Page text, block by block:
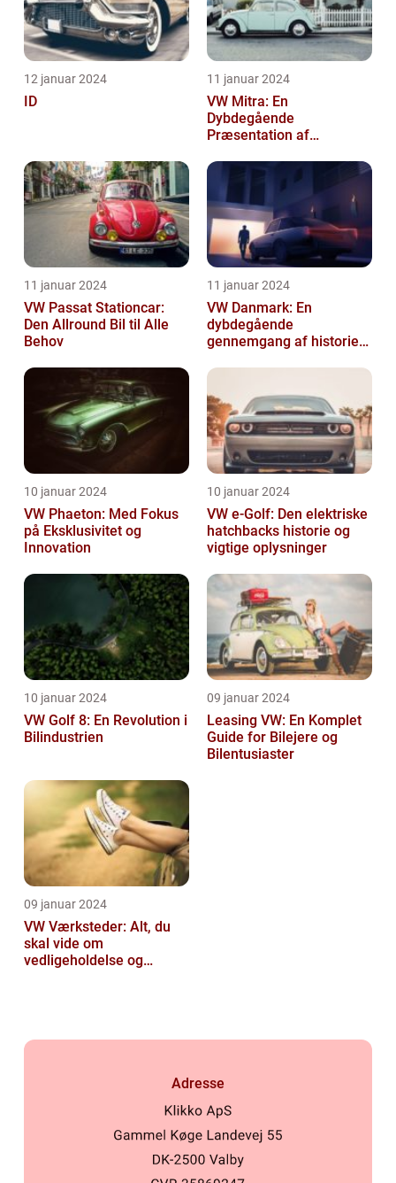
12 januar 2024
ID
11 januar 2024
VW Mitra: En
Dybdegående
Præsentation af
Familiebil
11 januar 2024
VW Passat Stationcar:
Den Allround Bil til Alle
Behov
11 januar 2024
VW Danmark: En
dybdegående
gennemgang af historien
10 januar 2024
VW Phaeton: Med Fokus
på Eksklusivitet og
Innovation
10 januar 2024
VW e-Golf: Den elektriske
hatchbacks historie og
vigtige oplysninger
10 januar 2024
VW Golf 8: En Revolution i
Bilindustrien
09 januar 2024
Leasing VW: En Komplet
Guide for Bilejere og
Bilentusiaster
09 januar 2024
VW Værksteder: Alt, du
skal vide om
vedligeholdelse og
Adresse